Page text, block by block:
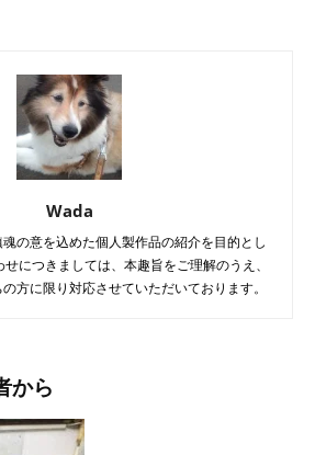
Wada
の意を込めた個人製作品の紹介を目的とし
につきましては、本趣旨をご理解のうえ、
方に限り対応させていただいております。
から